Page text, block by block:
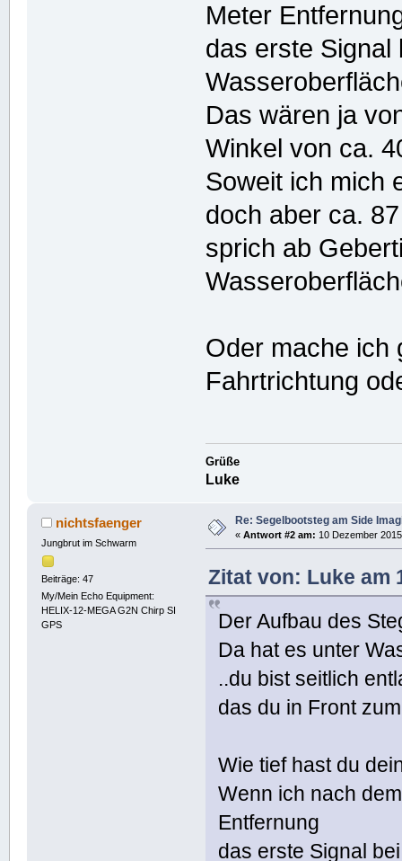
Meter
das erste Signal
Das wären ja
Winkel von ca.
Soweit ich mich
doch aber ca.
sprich ab
Oder mache ich
Fahrtrichtung
Grüße
Luke
nichtsfaenger
Jungbrut im Schwarm
Beiträge: 47
My/Mein Echo Equipment:
HELIX-12-MEGA G2N Chirp SI
GPS
Re: Segelbootsteg am Side
« Antwort #2 am: 10 Dezember
Zitat von: Luke am
Der Aufbau des
Da hat es unter
..du bist seitlich
das du in Front
Wie tief hast du
Wenn ich nach
Entfernung
das erste Signal